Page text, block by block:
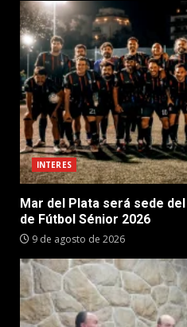
INTERES
Mar del Plata será sede
de Fútbol Sénior 2026
9 de agosto de 2026